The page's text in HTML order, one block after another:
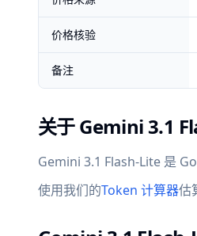
价格核验
备注
关于 Gemini 3.1
Gemini 3.1 Flash-Lite 是
使用我们的Token 计算器估